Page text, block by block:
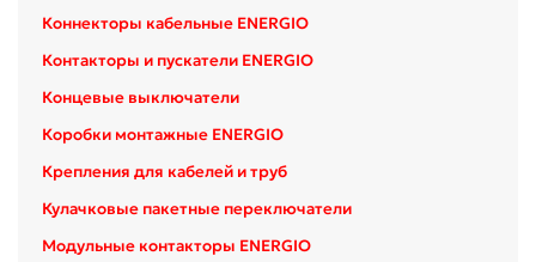
Коннекторы кабельные ENERGIO
Контакторы и пускатели ENERGIO
Концевые выключатели
Коробки монтажные ENERGIO
Крепления для кабелей и труб
Кулачковые пакетные переключатели
Модульные контакторы ENERGIO